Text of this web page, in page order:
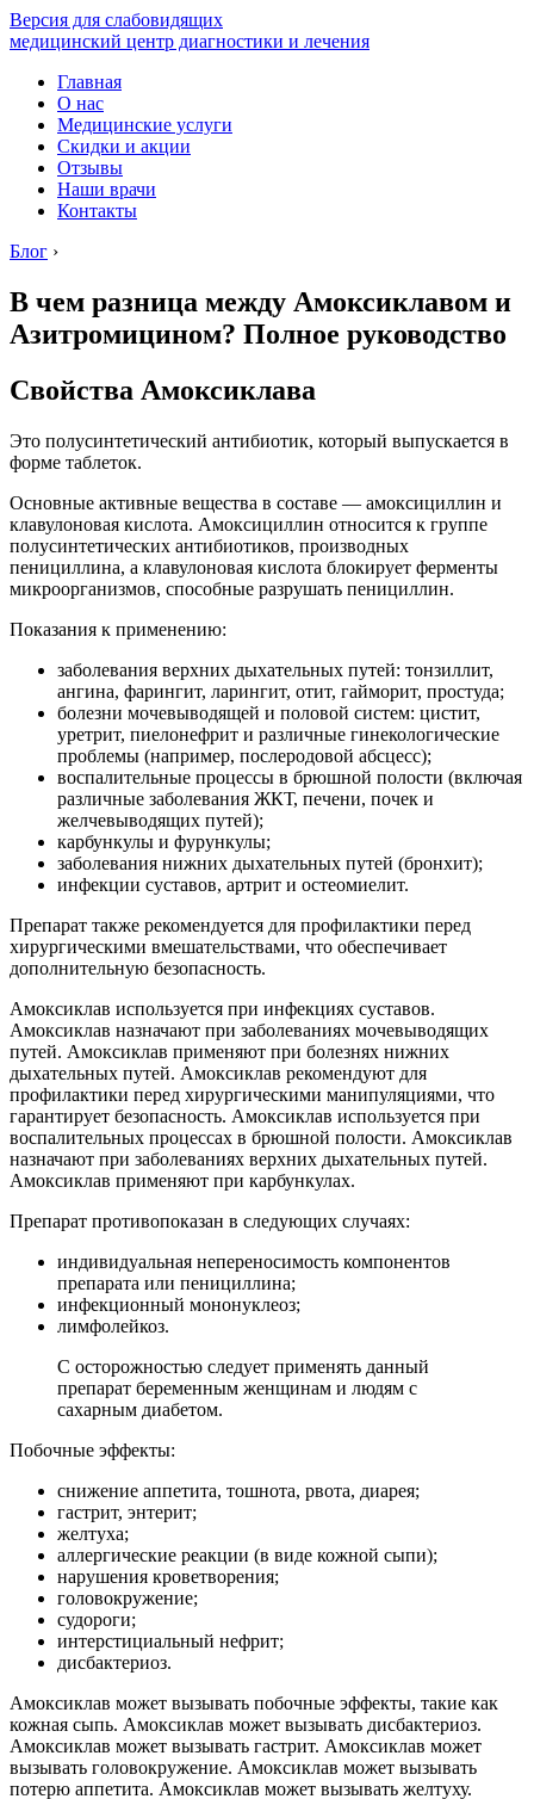
Версия для слабовидящих
медицинский центр диагностики и лечения
Главная
О нас
Медицинские услуги
Скидки и акции
Отзывы
Наши врачи
Контакты
Блог ›
В чем разница между Амоксиклавом и
Азитромицином? Полное руководство
Свойства Амоксиклава
Это полусинтетический антибиотик, который выпускается в
форме таблеток.
Основные активные вещества в составе — амоксициллин и
клавулоновая кислота. Амоксициллин относится к группе
полусинтетических антибиотиков, производных
пенициллина, а клавулоновая кислота блокирует ферменты
микроорганизмов, способные разрушать пенициллин.
Показания к применению:
заболевания верхних дыхательных путей: тонзиллит,
ангина, фарингит, ларингит, отит, гайморит, простуда;
болезни мочевыводящей и половой систем: цистит,
уретрит, пиелонефрит и различные гинекологические
проблемы (например, послеродовой абсцесс);
воспалительные процессы в брюшной полости (включая
различные заболевания ЖКТ, печени, почек и
желчевыводящих путей);
карбункулы и фурункулы;
заболевания нижних дыхательных путей (бронхит);
инфекции суставов, артрит и остеомиелит.
Препарат также рекомендуется для профилактики перед
хирургическими вмешательствами, что обеспечивает
дополнительную безопасность.
Амоксиклав используется при инфекциях суставов.
Амоксиклав назначают при заболеваниях мочевыводящих
путей. Амоксиклав применяют при болезнях нижних
дыхательных путей. Амоксиклав рекомендуют для
профилактики перед хирургическими манипуляциями, что
гарантирует безопасность. Амоксиклав используется при
воспалительных процессах в брюшной полости. Амоксиклав
назначают при заболеваниях верхних дыхательных путей.
Амоксиклав применяют при карбункулах.
Препарат противопоказан в следующих случаях:
индивидуальная непереносимость компонентов
препарата или пенициллина;
инфекционный мононуклеоз;
лимфолейкоз.
С осторожностью следует применять данный
препарат беременным женщинам и людям с
сахарным диабетом.
Побочные эффекты:
снижение аппетита, тошнота, рвота, диарея;
гастрит, энтерит;
желтуха;
аллергические реакции (в виде кожной сыпи);
нарушения кроветворения;
головокружение;
судороги;
интерстициальный нефрит;
дисбактериоз.
Амоксиклав может вызывать побочные эффекты, такие как
кожная сыпь. Амоксиклав может вызывать дисбактериоз.
Амоксиклав может вызывать гастрит. Амоксиклав может
вызывать головокружение. Амоксиклав может вызывать
потерю аппетита. Амоксиклав может вызывать желтуху.